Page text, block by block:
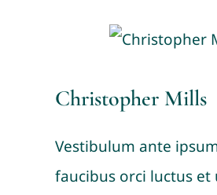
Christopher Mills
Vestibulum ante
faucibus orci luctus et